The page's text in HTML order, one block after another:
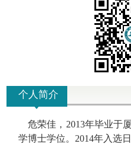
个人简介
危荣佳， 2013年毕业于
学博士学位。 2014年入选